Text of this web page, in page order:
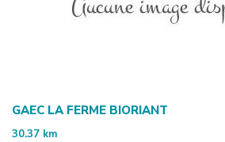
GAEC LA FERME BIORIANT
30.37 km